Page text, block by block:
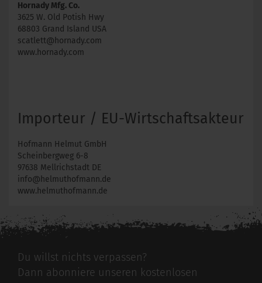
Hornady Mfg. Co.
3625 W. Old Potish Hwy
68803 Grand Island USA
scatlett@hornady.com
www.hornady.com
Importeur / EU-Wirtschaftsakteur
Hofmann Helmut GmbH
Scheinbergweg 6-8
97638 Mellrichstadt DE
info@helmuthofmann.de
www.helmuthofmann.de
Du willst nichts verpassen?
Dann abonniere unseren kostenlosen